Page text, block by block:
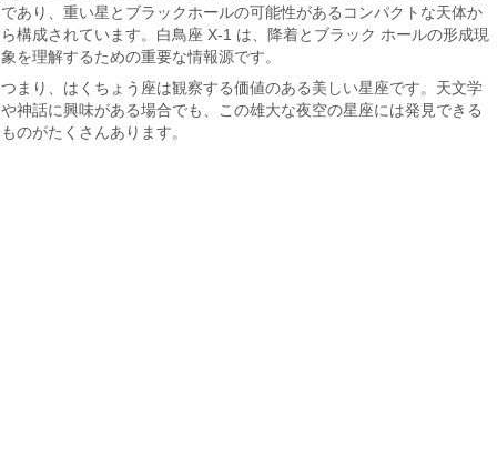
であり、重い星とブラックホールの可能性があるコンパクトな天体か
ら構成されています。白鳥座 X-1 は、降着とブラック ホールの形成現
象を理解するための重要な情報源です。
つまり、はくちょう座は観察する価値のある美しい星座です。天文学
や神話に興味がある場合でも、この雄大な夜空の星座には発見できる
ものがたくさんあります。